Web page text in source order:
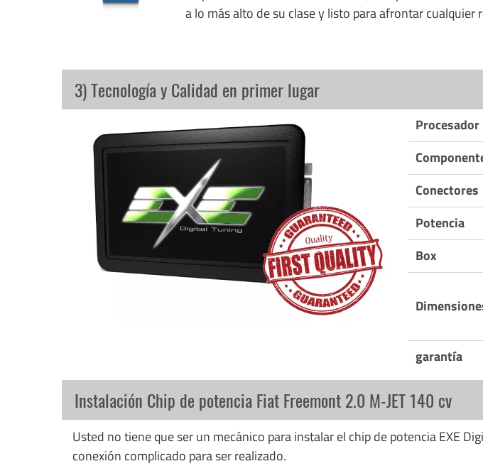
a lo más alto de su clase y listo para afrontar cualquier
3) Tecnología y Calidad en primer lugar
Procesador
Conectores
Potencia
Box
garantía
Instalación Chip de potencia Fiat Freemont 2.0 M-JET 140 cv
Usted no tiene que ser un mecánico para instalar el chip de potencia EXE
conexión complicado para ser realizado.